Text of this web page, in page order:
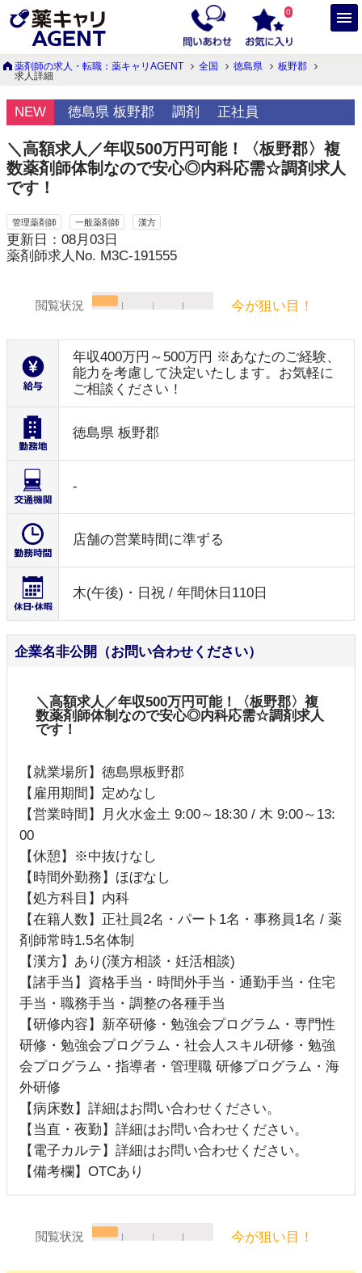
0
薬剤師の求人・転職：薬キャリAGENT 全国 徳島県
板野郡
求人詳細
NEW 徳島県 板野郡 調剤 正社員
＼高額求人／年収500万円可能！〈板野郡〉複
数薬剤師体制なので安心◎内科応需☆調剤求人
です！
管理薬剤師 一般薬剤師 漢方
更新日：08月03日
薬剤師求人No. M3C-191555
閲覧状況 今が狙い目！
年収400万円～500万円 ※あなたのご経験、
能力を考慮して決定いたします。お気軽に
ご相談ください！
徳島県 板野郡
-
店舗の営業時間に準ずる
木(午後)・日祝 / 年間休日110日
企業名非公開（お問い合わせください）
＼高額求人／年収500万円可能！〈板野郡〉複
数薬剤師体制なので安心◎内科応需☆調剤求人
です！
【就業場所】徳島県板野郡
【雇用期間】定めなし
【営業時間】月火水金土 9:00～18:30 / 木 9:00～13:
00
【休憩】※中抜けなし
【時間外勤務】ほぼなし
【処方科目】内科
【在籍人数】正社員2名・パート1名・事務員1名 / 薬
剤師常時1.5名体制
【漢方】あり(漢方相談・妊活相談)
【諸手当】資格手当・時間外手当・通勤手当・住宅
手当・職務手当・調整の各種手当
【研修内容】新卒研修・勉強会プログラム・専門性
研修・勉強会プログラム・社会人スキル研修・勉強
会プログラム・指導者・管理職 研修プログラム・海
外研修
【病床数】詳細はお問い合わせください。
【当直・夜勤】詳細はお問い合わせください。
【電子カルテ】詳細はお問い合わせください。
【備考欄】OTCあり
閲覧状況 今が狙い目！